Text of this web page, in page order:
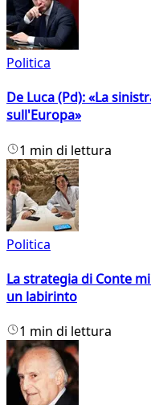
Politica
De Luca (Pd): «La
sull'Europa»
1 min di lettura
Politica
La strategia di Conte
un labirinto
1 min di lettura